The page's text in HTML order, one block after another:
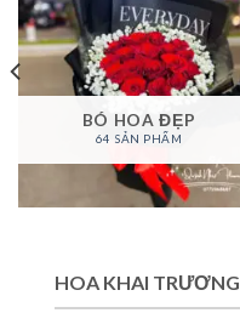
BÓ HOA ĐẸP
64 SẢN PHẨM
HOA KHAI TRƯƠNG